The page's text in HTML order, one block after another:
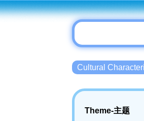
Cultural
Theme-主题